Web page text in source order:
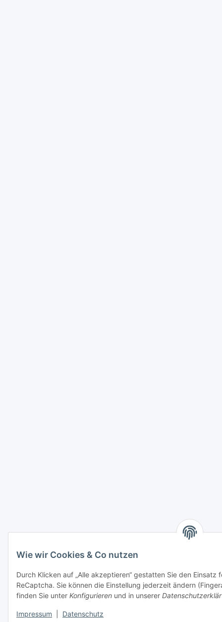
Wie wir Cookies & Co nutzen
Durch Klicken auf „Alle akzeptieren“ gestatten Sie den
ReCaptcha. Sie können die Einstellung jederzeit ändern
finden Sie unter Konfigurieren und in unserer
Impressum Datenschutz